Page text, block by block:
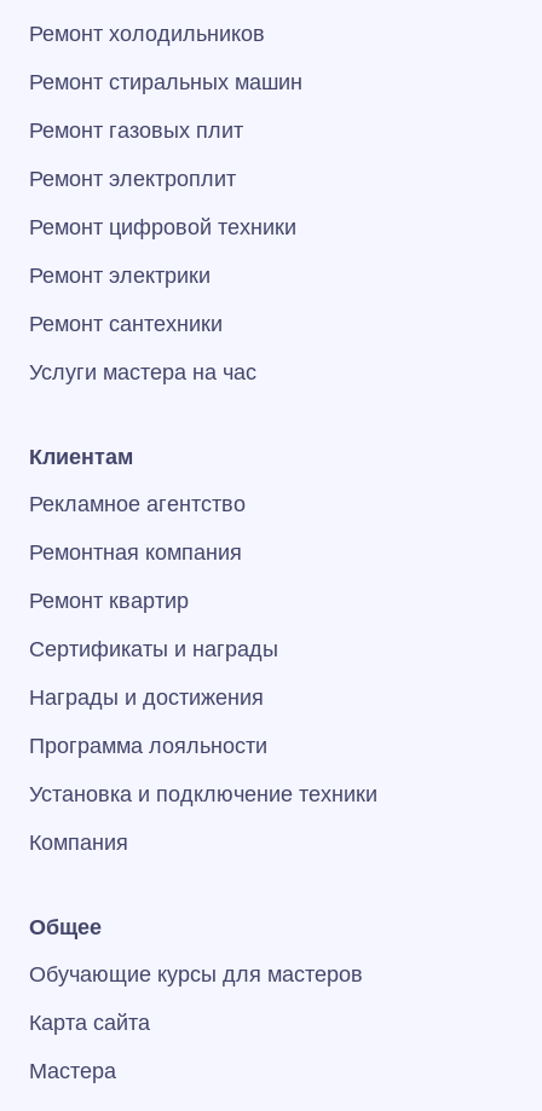
Ремонт холодильников
Ремонт стиральных машин
Ремонт газовых плит
Ремонт электроплит
Ремонт цифровой техники
Ремонт электрики
Ремонт сантехники
Услуги мастера на час
Клиентам
Рекламное агентство
Ремонтная компания
Ремонт квартир
Сертификаты и награды
Награды и достижения
Программа лояльности
Установка и подключение техники
Компания
Общее
Обучающие курсы для мастеров
Карта сайта
Мастера